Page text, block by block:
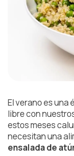
El verano es
libre con
estos meses
necesitan una
ensalada de